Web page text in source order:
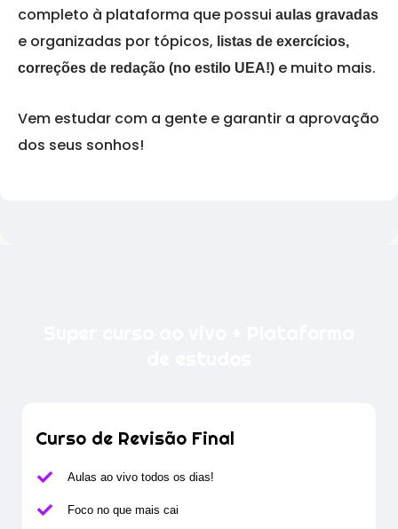
completo à plataforma que possui aulas gravadas
e organizadas por tópicos, listas de exercícios,
correções de redação (no estilo UEA!) e muito mais.
Vem estudar com a gente e garantir a aprovação
dos seus sonhos!
Curso de Revisão Final
Aulas ao vivo todos os dias!
Foco no que mais cai